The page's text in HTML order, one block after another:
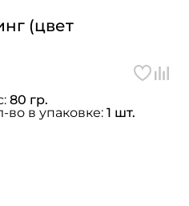
(цвет
80 гр.
во в упаковке: 1 шт.